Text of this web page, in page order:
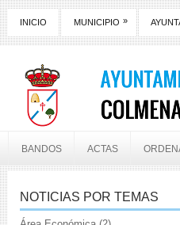
INICIO MUNICIPIO »
BANDOS ACTAS
NOTICIAS POR TEMAS